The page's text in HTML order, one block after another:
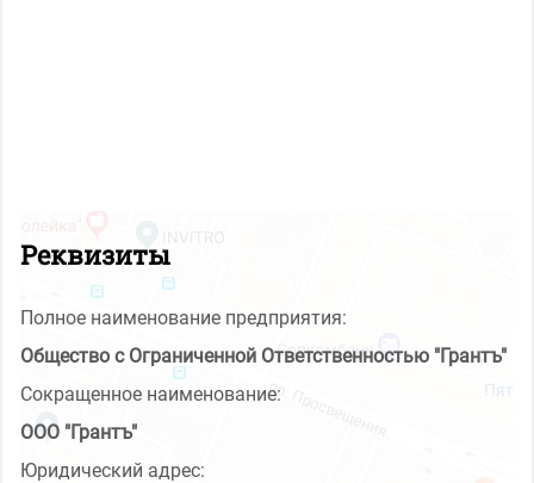
Реквизиты
Полное наименование предприятия:
Общество с Ограниченной Ответственностью "Грантъ"
Сокращенное наименование:
ООО "Грантъ"
Юридический адрес: